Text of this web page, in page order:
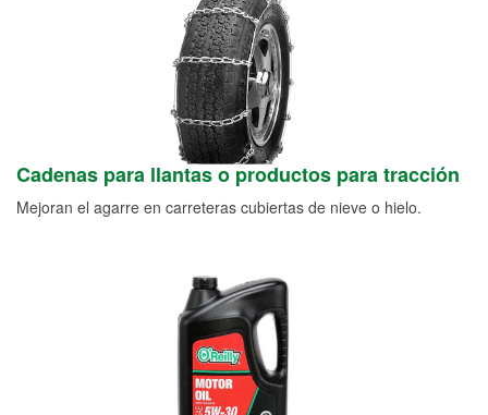
Cadenas para llantas o productos para tracción
Mejoran el agarre en carreteras cubiertas de nieve o hielo.